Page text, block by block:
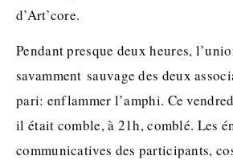
d’Art’core.
Pendant presque deux heures,
savamment sauvage des deux
pari: enflammer l’amphi. Ce
il était comble, à 21h, comblé. Les
communicatives des participants,